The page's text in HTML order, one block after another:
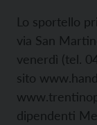
Lo sportello
via San
venerdì (tel.
sito
dipendenti